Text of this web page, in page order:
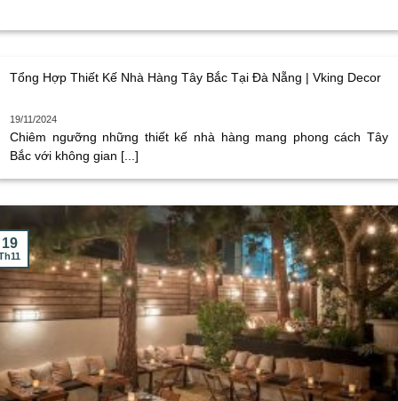
Tổng Hợp Thiết Kế Nhà Hàng Tây Bắc Tại Đà Nẵng | Vking Decor
19/11/2024
Chiêm ngưỡng những thiết kế nhà hàng mang phong cách Tây
Bắc với không gian [...]
19